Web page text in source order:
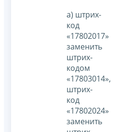
а) штрих-
код
«17802017»
заменить
штрих-
кодом
«17803014»,
штрих-
код
«17802024»
заменить